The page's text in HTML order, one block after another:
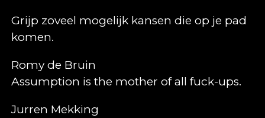
Grijp zoveel mogelijk kansen die op je pad
komen.
Romy de Bruin
Assumption is the mother of all fuck-ups.
Jurren Mekking